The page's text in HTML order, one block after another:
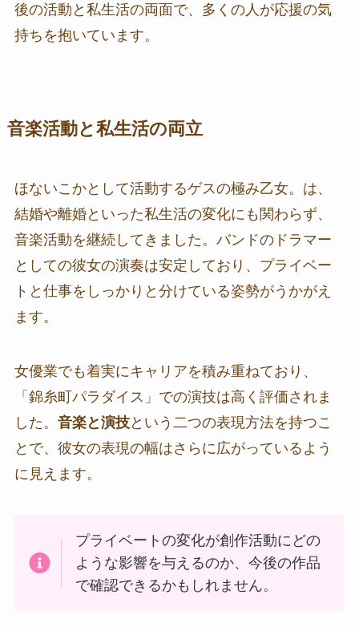
後の活動と私生活の両面で、多くの人が応援の気
持ちを抱いています。
音楽活動と私生活の両立
ほないこかとして活動するゲスの極み乙女。は、
結婚や離婚といった私生活の変化にも関わらず、
音楽活動を継続してきました。バンドのドラマー
としての彼女の演奏は安定しており、プライベー
トと仕事をしっかりと分けている姿勢がうかがえ
ます。
女優業でも着実にキャリアを積み重ねており、
「錦糸町パラダイス」での演技は高く評価されま
した。 音楽と演技という二つの表現方法を持つこ
とで、彼女の表現の幅はさらに広がっているよう
に見えます。
プライベートの変化が創作活動にどの
ような影響を与えるのか、今後の作品
で確認できるかもしれません。